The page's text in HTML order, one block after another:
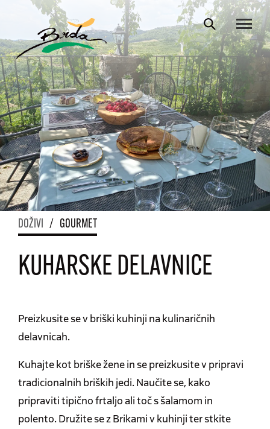
DOŽIVI / GOURMET
KUHARSKE DELAVNICE
Preizkusite se v briški kuhinji na kulinaričnih
delavnicah.
Kuhajte kot briške žene in se preizkusite v pripravi
tradicionalnih briških jedi. Naučite se, kako
pripraviti tipično frtaljo ali toč s šalamom in
polento. Družite se z Brikami v kuhinji ter stkite